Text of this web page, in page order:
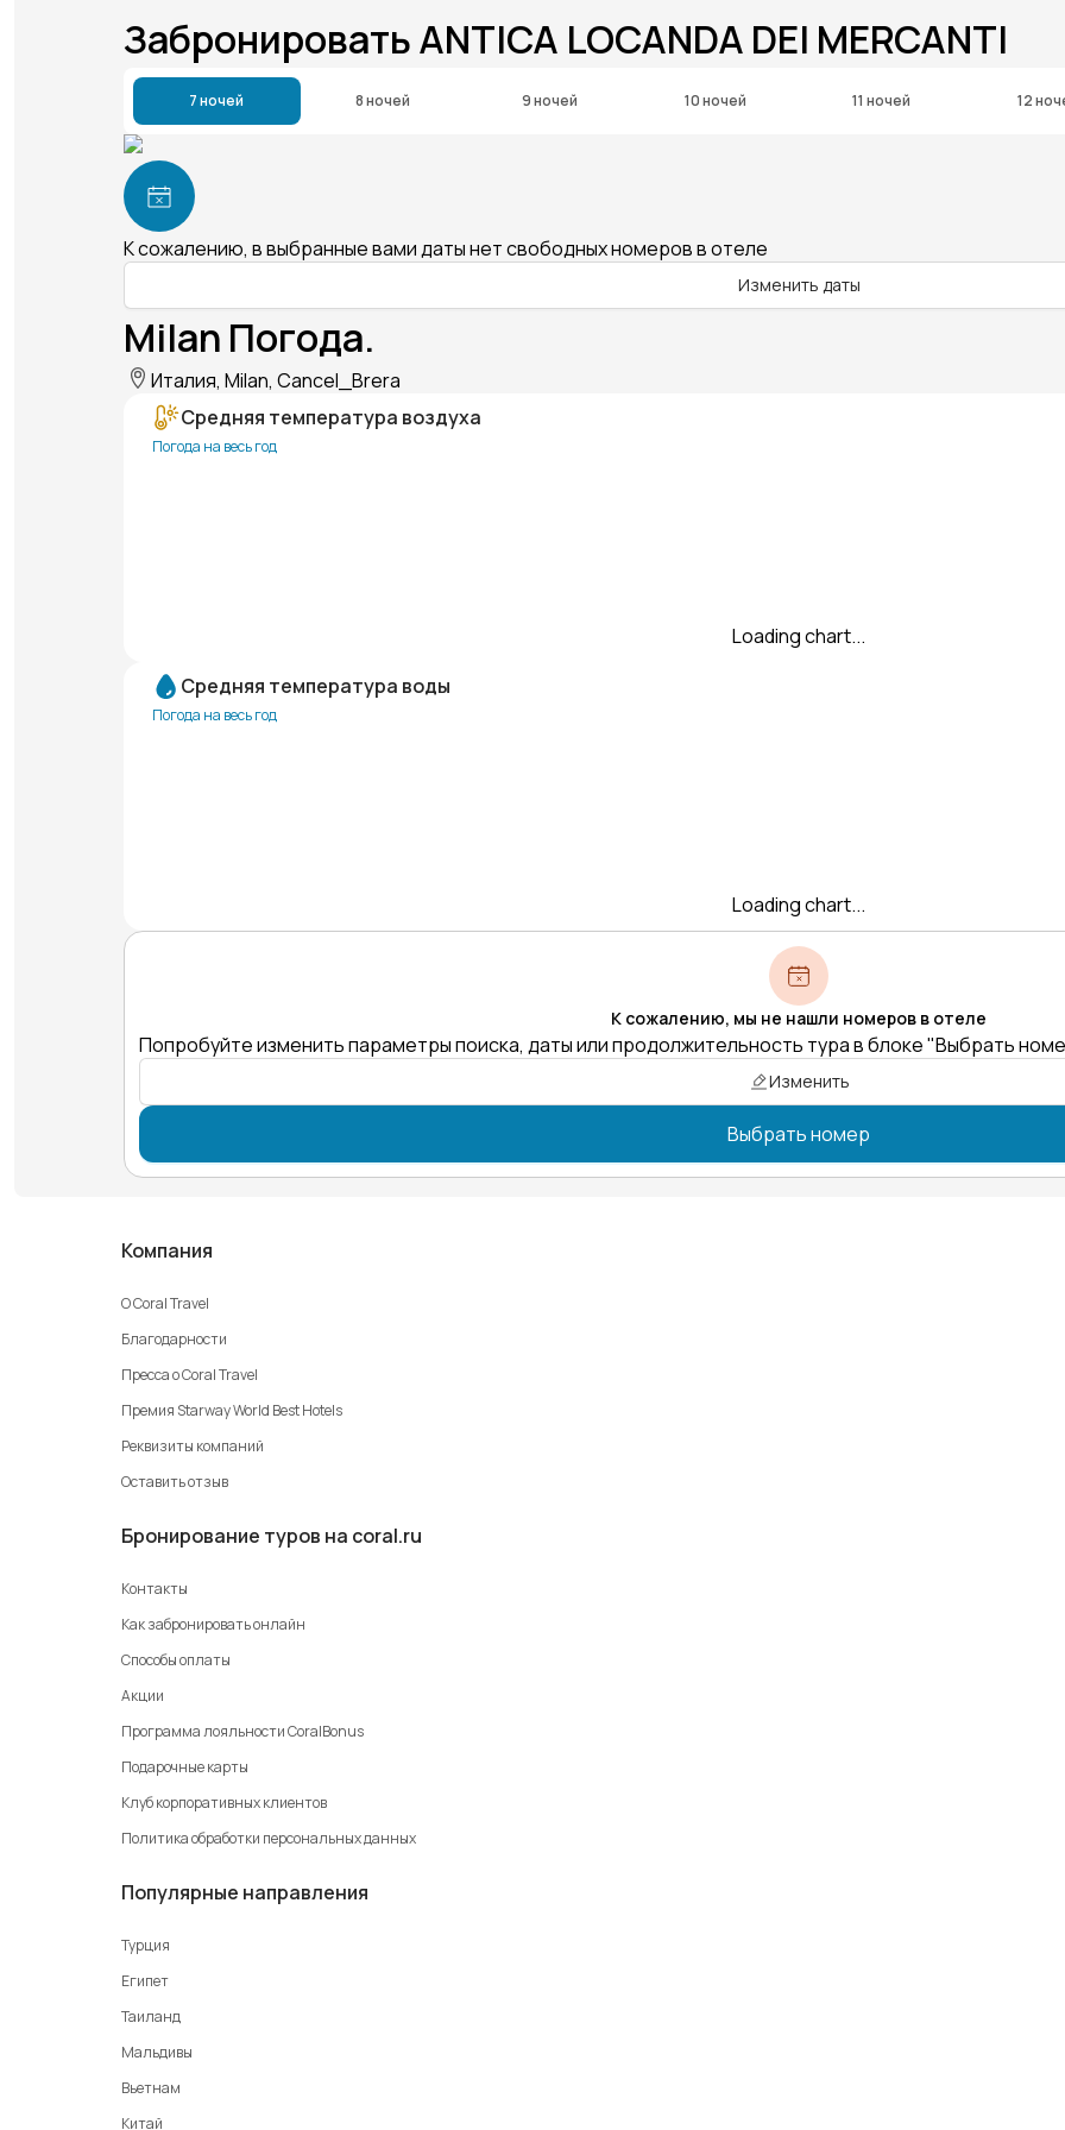
Забронировать ANTICA LOCANDA DEI MERCANTI
7 ночей 8 ночей 9 ночей 10 ночей 11 ночей 12
К сожалению, в выбранные вами даты нет свободных номеров в отеле
Изменить даты
Milan Погода.
Италия, Milan, Cancel_Brera
Средняя температура воздуха
Погода на весь год
Loading chart...
Средняя температура воды
Погода на весь год
Loading chart...
К сожалению, мы не нашли номеров в отеле
Попробуйте изменить параметры поиска, даты или продолжительность тура в блоке "Выбрать
Изменить
Выбрать номер
Компания
О Coral Travel
Благодарности
Пресса о Coral Travel
Премия Starway World Best Hotels
Реквизиты компаний
Оставить отзыв
Бронирование туров на coral.ru
Контакты
Как забронировать онлайн
Способы оплаты
Акции
Программа лояльности CoralBonus
Подарочные карты
Клуб корпоративных клиентов
Политика обработки персональных данных
Популярные направления
Турция
Египет
Таиланд
Мальдивы
Вьетнам
Китай